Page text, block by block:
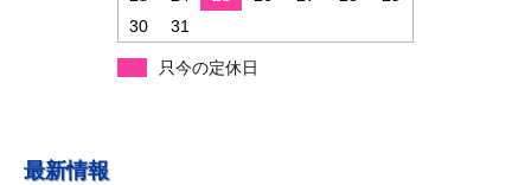
30
31
只今の定休日
最新情報